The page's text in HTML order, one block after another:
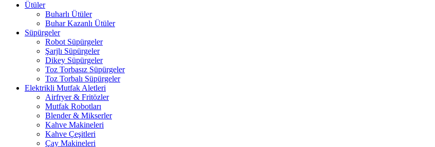
Ütüler
Buharlı Ütüler
Buhar Kazanlı Ütüler
Süpürgeler
Robot Süpürgeler
Şarjlı Süpürgeler
Dikey Süpürgeler
Toz Torbasız Süpürgeler
Toz Torbalı Süpürgeler
Elektrikli Mutfak Aletleri
Airfryer & Fritözler
Mutfak Robotları
Blender & Mikserler
Kahve Makineleri
Kahve Çeşitleri
Çay Makineleri